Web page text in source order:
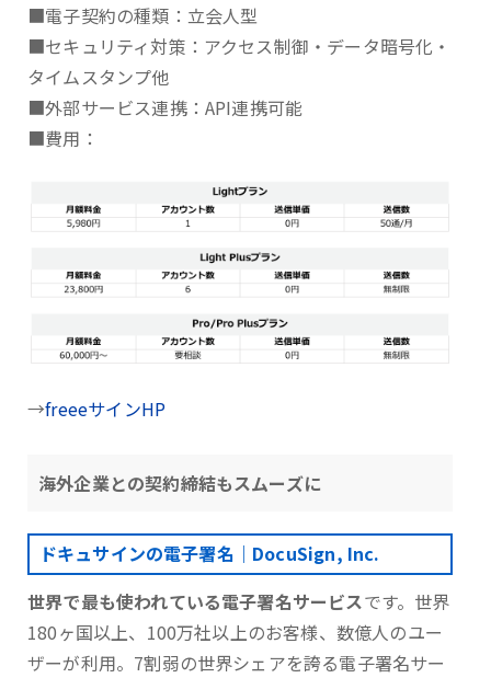
■電子契約の種類：立会人型
■セキュリティ対策：アクセス制御・データ暗号化・
タイムスタンプ他
■外部サービス連携：API連携可能
■費用：
→freeeサインHP
海外企業との契約締結もスムーズに
ドキュサインの電子署名｜DocuSign, Inc.
世界で最も使われている電子署名サービスです。世界
180ヶ国以上、100万社以上のお客様、数億人のユー
ザーが利用。7割弱の世界シェアを誇る電子署名サー